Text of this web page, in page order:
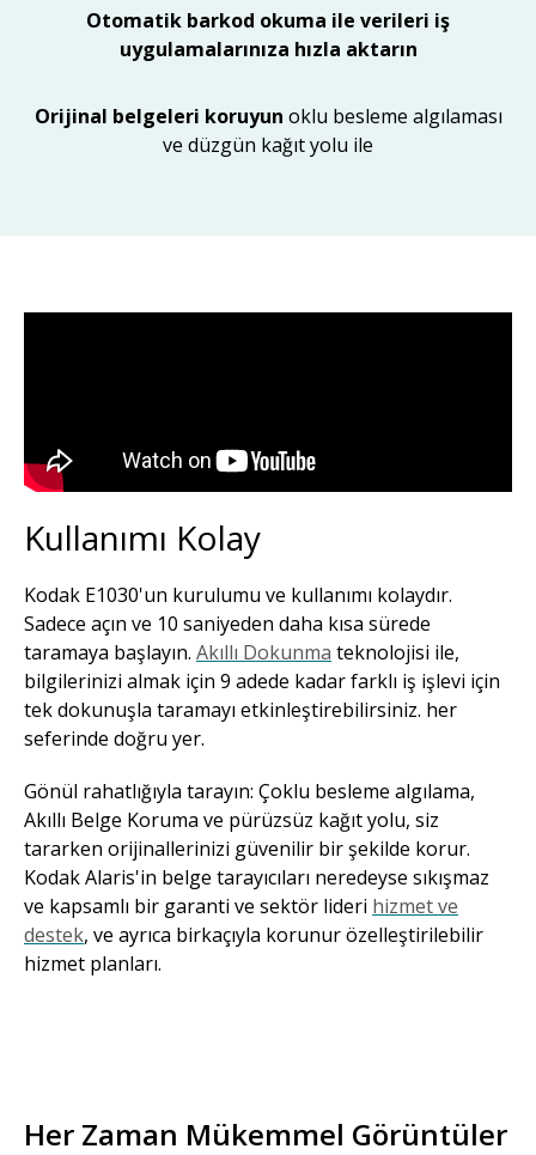
Otomatik barkod okuma ile verileri iş
uygulamalarınıza hızla aktarın
Orijinal belgeleri koruyun oklu besleme algılaması
ve düzgün kağıt yolu ile
Kullanımı Kolay
Kodak E1030'un kurulumu ve kullanımı kolaydır.
Sadece açın ve 10 saniyeden daha kısa sürede
taramaya başlayın. Akıllı Dokunma teknolojisi ile,
bilgilerinizi almak için 9 adede kadar farklı iş işlevi için
tek dokunuşla taramayı etkinleştirebilirsiniz. her
seferinde doğru yer.
Gönül rahatlığıyla tarayın: Çoklu besleme algılama,
Akıllı Belge Koruma ve pürüzsüz kağıt yolu, siz
tararken orijinallerinizi güvenilir bir şekilde korur.
Kodak Alaris'in belge tarayıcıları neredeyse sıkışmaz
ve kapsamlı bir garanti ve sektör lideri hizmet ve
destek, ve ayrıca birkaçıyla korunur özelleştirilebilir
hizmet planları.
Her Zaman Mükemmel Görüntüler